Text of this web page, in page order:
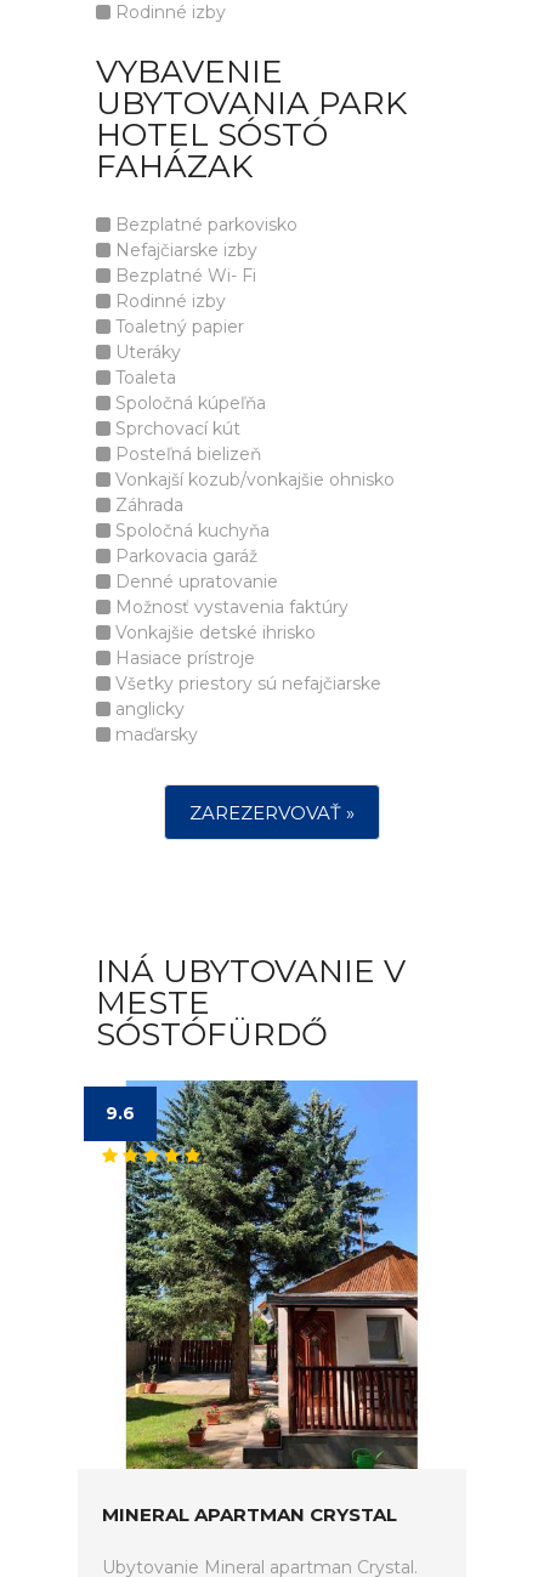
Rodinné izby
VYBAVENIE
UBYTOVANIA PARK
HOTEL SÓSTÓ
FAHÁZAK
Bezplatné parkovisko
Nefajčiarske izby
Bezplatné Wi- Fi
Rodinné izby
Toaletný papier
Uteráky
Toaleta
Spoločná kúpeľňa
Sprchovací kút
Posteľná bielizeň
Vonkajší kozub/vonkajšie ohnisko
Záhrada
Spoločná kuchyňa
Parkovacia garáž
Denné upratovanie
Možnosť vystavenia faktúry
Vonkajšie detské ihrisko
Hasiace prístroje
Všetky priestory sú nefajčiarske
anglicky
maďarsky
ZAREZERVOVAŤ »
INÁ UBYTOVANIE V
MESTE
SÓSTÓFÜRDŐ
9.6
MINERAL APARTMAN CRYSTAL
Ubytovanie Mineral apartman Crystal.